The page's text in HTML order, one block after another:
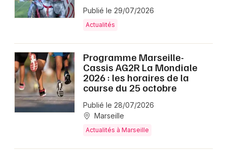
Publié le 29/07/2026
Actualités
Programme Marseille-
Cassis AG2R La Mondiale
2026 : les horaires de la
course du 25 octobre
Publié le 28/07/2026
Marseille
Actualités à Marseille